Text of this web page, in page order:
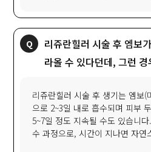
리쥬란힐러 시술 후 엠보
라올 수 있다던데, 그런
리쥬란힐러 시술 후 생기는 엠보(
으로 2~3일 내로 흡수되며 피부
5~7일 정도 지속될 수도 있습니
수 과정으로, 시간이 지나면 자연